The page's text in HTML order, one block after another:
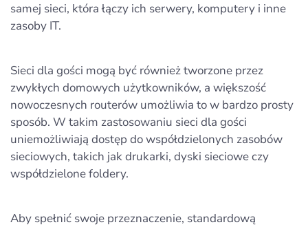
samej sieci, która łączy ich serwery, komputery i inne
zasoby IT.
Sieci dla gości mogą być również tworzone przez
zwykłych domowych użytkowników, a większość
nowoczesnych routerów umożliwia to w bardzo prosty
sposób. W takim zastosowaniu sieci dla gości
uniemożliwiają dostęp do współdzielonych zasobów
sieciowych, takich jak drukarki, dyski sieciowe czy
współdzielone foldery.
Aby spełnić swoje przeznaczenie, standardową